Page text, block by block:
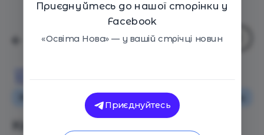
Навчальні матеріали
Квест як форма навчання
Приєднуйтесь до нашої сторінки у
Facebook
«Освіта Нова» — у вашій стрічці новин
Приєднуйтесь